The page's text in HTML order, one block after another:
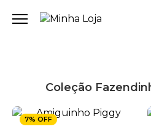
Coleção
7% OFF